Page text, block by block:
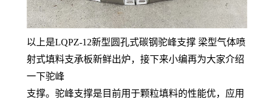
以上是LQPZ-12新型圆孔式碳钢驼峰支撑 梁型气体喷
射式填料支承板新鲜出炉，接下来小编再为大家介绍
一下驼峰
支撑。驼峰支撑是目前用于颗粒填料的性能优，应用